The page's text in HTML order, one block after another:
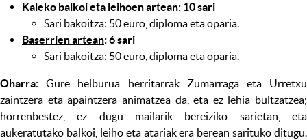
Kaleko balkoi eta leihoen artean: 10 sari
Sari bakoitza: 50 euro, diploma eta oparia.
Baserrien artean: 6 sari
Sari bakoitza: 50 euro, diploma eta oparia.
Oharra: Gure helburua herritarrak Zumarraga eta Urretxu
zaintzera eta apaintzera animatzea da, eta ez lehia bultzatzea;
horrenbestez, ez dugu mailarik bereiziko sarietan, eta
aukeratutako balkoi, leiho eta atariak era berean sarituko ditugu.